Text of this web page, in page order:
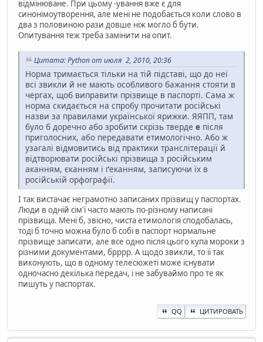
відмінюване. При цьому -ування вже є для
синонімоутворення, але мені не подобається коли слово в
два з половиною рази довше ніж могло б бути.
Опитування теж треба замінити на опит.
Цитата: Python от июля 2, 2010, 20:36
Норма тримається тільки на тій підставі, що до неї
всі звикли й не мають особливого бажання стояти в
чергах, щоб виправити прізвище в паспорті. Сама ж
норма скидається на спробу прочитати російські
назви за правилами української ярижки. ЯЯПП, там
було б доречно або зробити скрізь тверде е після
приголосних, або передавати етимологічно. Або ж
узагалі відмовитись від практики транслітерації й
відтворювати російські прізвища з російським
аканням, єканням і ґеканням, записуючи їх в
російській орфографії.
І так вистачає неграмотно записаних прізвищ у паспортах.
Люди в одній сім'ї часто мають по-різному написані
прізвища. Мені б, звісно, чиста етимологія сподобалась,
тоді б точно можна було б собі в паспорт нормальне
прізвище записати, але все одно після цього купа мороки з
різними документами, брррр. А щодо звикли, то її так
виконують, що в одному телесюжеті може існувати
одночасно декілька передач, і не забуваймо про те як
пишуть у паспортах.
QQ ЦИТИРОВАТЬ